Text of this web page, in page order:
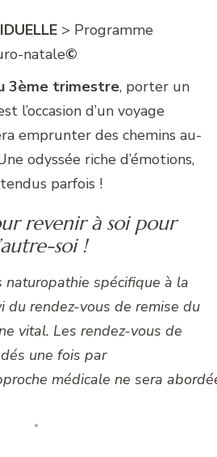
> Programme
natale©
3ème trimestre, porter un
l’occasion d’un voyage
emprunter des chemins au-
odyssée riche d’émotions,
parfois !
revenir à soi pour
soi !
naturopathie spécifique à la
du rendez-vous de remise du
vital. Les rendez-vous de
une fois par
médicale ne sera